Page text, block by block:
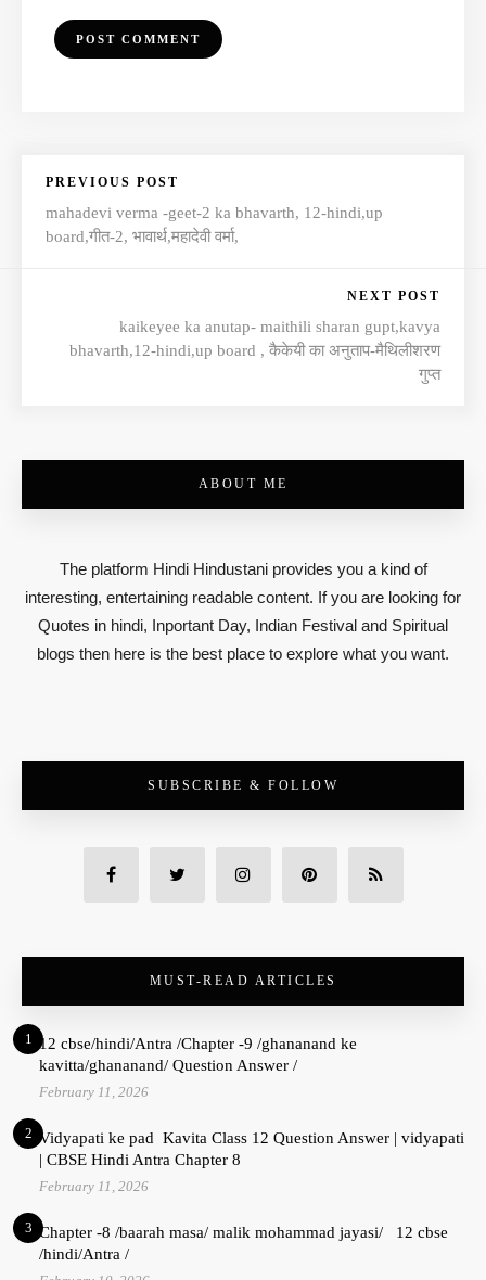
PREVIOUS POST
mahadevi verma -geet-2 ka bhavarth, 12-hindi,up
board,गीत-2, भावार्थ,महादेवी वर्मा,
NEXT POST
kaikeyee ka anutap- maithili sharan gupt,kavya
bhavarth,12-hindi,up board , कैकेयी का अनुताप-मैथिलीशरण
गुप्त
ABOUT ME
The platform Hindi Hindustani provides you a kind of
interesting, entertaining readable content. If you are looking for
Quotes in hindi, Inportant Day, Indian Festival and Spiritual
blogs then here is the best place to explore what you want.
SUBSCRIBE & FOLLOW
MUST-READ ARTICLES
1 12 cbse/hindi/Antra /Chapter -9 /ghananand ke
kavitta/ghananand/ Question Answer /
February 11, 2026
2 Vidyapati ke pad Kavita Class 12 Question Answer | vidyapati
| CBSE Hindi Antra Chapter 8
February 11, 2026
3 Chapter -8 /baarah masa/ malik mohammad jayasi/ 12 cbse
/hindi/Antra /